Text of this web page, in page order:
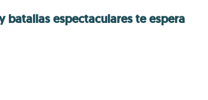
batallas espectaculares te espera